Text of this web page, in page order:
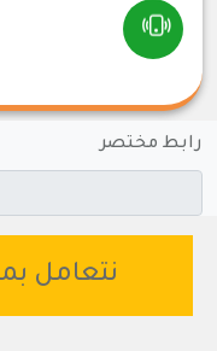
رابط مختصر
نتعامل